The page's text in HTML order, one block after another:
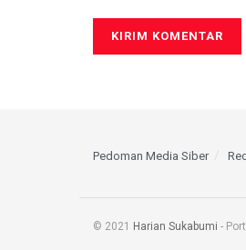
Pedoman Media Siber
© 2021 Harian Sukabumi -